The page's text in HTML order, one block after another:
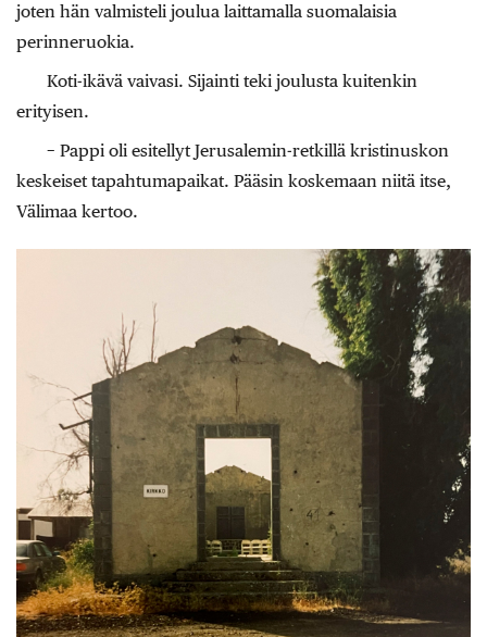
joten hän valmisteli joulua laittamalla suomalaisia
perinneruokia.
Koti-ikävä vaivasi. Sijainti teki joulusta kuitenkin
erityisen.
− Pappi oli esitellyt Jerusalemin-retkillä kristinuskon
keskeiset tapahtumapaikat. Pääsin koskemaan niitä itse,
Välimaa kertoo.